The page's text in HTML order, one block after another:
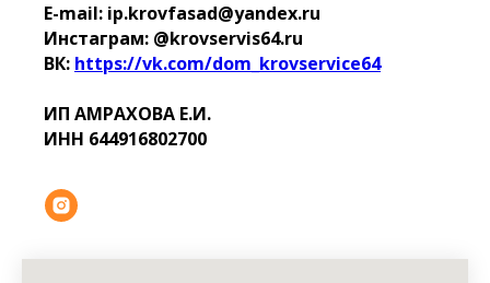
E-mail: ip.krovfasad@yandex.ru
Инстаграм: @krovservis64.ru
ВК: https://vk.com/dom_krovservice64
ИП АМРАХОВА Е.И.
ИНН 644916802700